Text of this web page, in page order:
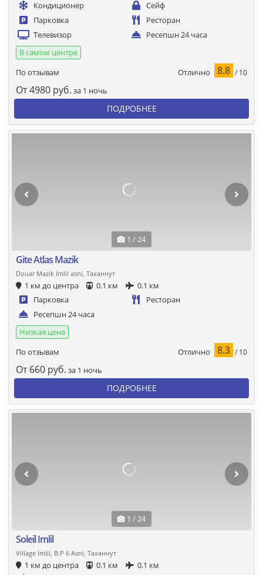
Кондиционер
Сейф
Парковка
Ресторан
Телевизор
Ресепшн 24 часа
В самом центре
По отзывам
Отлично 8.8 / 10
От4980 руб. за 1 ночь
ПОДРОБНЕЕ
1 / 24
Gite Atlas Mazik
Douar Mazik Imlil asni, Таханнут
1 км до центра 0.1 км
0.1 км
Парковка
Ресторан
Ресепшн 24 часа
Низкая цена
По отзывам
Отлично 8.3 / 10
От 660 руб. за 1 ночь
ПОДРОБНЕЕ
1 / 24
Soleil Imlil
Village Imlil, B.P 6 Asni, Таханнут
1 км до центра 0.1 км
0.1 км